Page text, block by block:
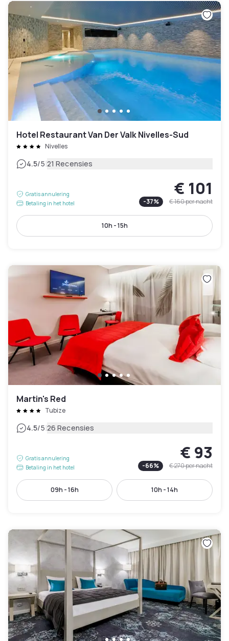
Hotel Restaurant Van Der Valk Nivelles-Sud
Nivelles
4.5/5|21 Recensies
Gratis annulering
Betaling in het hotel
€ 101
-37% € 160per nacht
10h - 15h
Martin's Red
Tubize
4.5/5|26 Recensies
Gratis annulering
Betaling in het hotel
€ 93
-66% € 270per nacht
09h - 16h 10h - 14h